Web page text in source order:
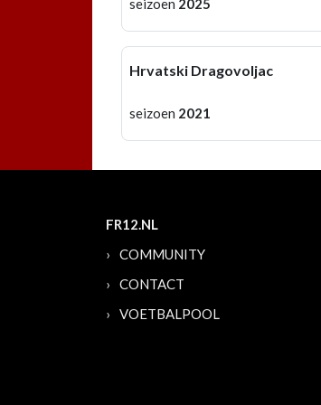
Hrvatski Dragovoljac
seizoen 2021
FR12.NL
COMMUNITY
CONTACT
VOETBALPOOL